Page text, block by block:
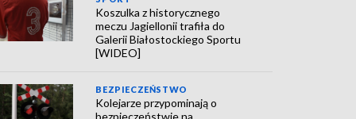
Koszulka z historycznego
meczu Jagiellonii trafiła do
Galerii Białostockiego Sportu
[WIDEO]
BEZPIECZEŃSTWO
Kolejarze przypominają o
bezpieczeństwie na